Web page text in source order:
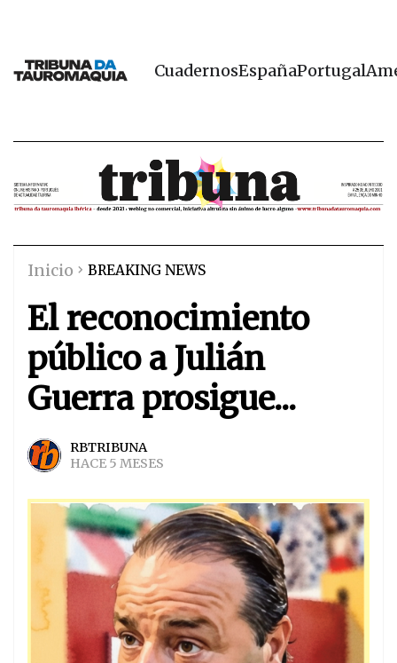
CuadernosEspañaPortugal
Inicio BREAKING NEWS
El reconocimiento
público a Julián
Guerra prosigue...
RBTRIBUNA
HACE 5 MESES